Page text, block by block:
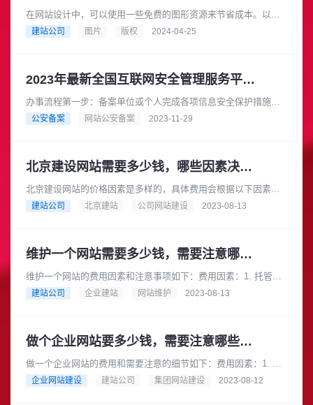
在网站设计中，可以使用一些免费的图形资源来节省成本。以下
是一些提供免费图形资源的网站，它们都可以用于商业目的：
建站公司 图片 版权 2024-04-25
2023年最新全国互联网安全管理服务平台 -网站备案办事指南
办事流程第一步：备案单位或个人完成各项信息安全保护措施
后，准备好下文【申报材料】 中各项材料的电子图片；第二步：
公安备案 网站公安备案 2023-11-29
北京建设网站需要多少钱，哪些因素决定价格？
北京建设网站的价格因素是多样的，具体费用会根据以下因素而
有所不同：1. 网站规模和功能：网站的规模和功能是影响价格的
建站公司 北京建站 公司网站建设 2023-08-13
维护一个网站需要多少钱，需要注意哪些事项
维护一个网站的费用因素和注意事项如下：费用因素：1. 托管费
用：你需要为网站的服务器托管付费。托管费用根据所选的托管
建站公司 企业建站 网站维护 2023-08-13
做个企业网站要多少钱，需要注意哪些细节
做一个企业网站的费用和需要注意的细节如下：费用因素：1. 网
站设计和开发费用：这是建立企业网站最主要的费用。费用会根
企业网站建设 建站公司 集团网站建设 2023-08-12